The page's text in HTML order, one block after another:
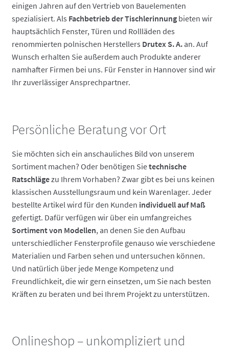
einigen Jahren auf den Vertrieb von Bauelementen
spezialisiert. Als Fachbetrieb der Tischlerinnungbieten wir
hauptsächlich Fenster, Türen und Rollläden des
renommierten polnischen Herstellers Drutex S. A.an. Auf
Wunsch erhalten Sie außerdem auch Produkte anderer
namhafter Firmen bei uns. Für Fenster in Hannover sind wir
Ihr zuverlässiger Ansprechpartner.
Persönliche Beratung vor Ort
Sie möchten sich ein anschauliches Bild von unserem
Sortiment machen? Oder benötigen Sietechnische
Ratschlägezu Ihrem Vorhaben? Zwar gibt es bei uns keinen
klassischen Ausstellungsraum und kein Warenlager. Jeder
bestellte Artikel wird für den Kunden individuell auf Maß
gefertigt. Dafür verfügen wir über ein umfangreiches
Sortiment von Modellen, an denen Sie den Aufbau
unterschiedlicher Fensterprofile genauso wie verschiedene
Materialien und Farben sehen und untersuchen können.
Und natürlich über jede Menge Kompetenz und
Freundlichkeit, die wir gern einsetzen, um Sie nach besten
Kräften zu beraten und bei Ihrem Projekt zu unterstützen.
Onlineshop – unkompliziert und